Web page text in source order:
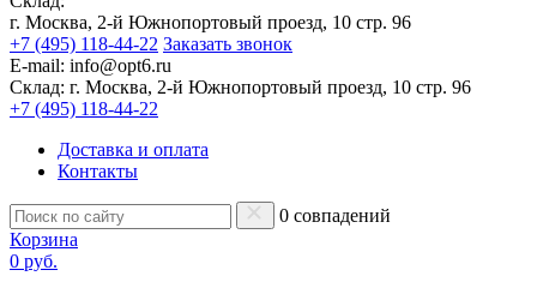
г. Москва, 2-й Южнопортовый проезд, 10 стр. 96
+7 (495) 118-44-22 Заказать звонок
E-mail: info@opt6.ru
Склад: г. Москва, 2-й Южнопортовый проезд, 10 стр. 96
+7 (495) 118-44-22
Доставка и оплата
Контакты
0 совпадений
Корзина
0 руб.